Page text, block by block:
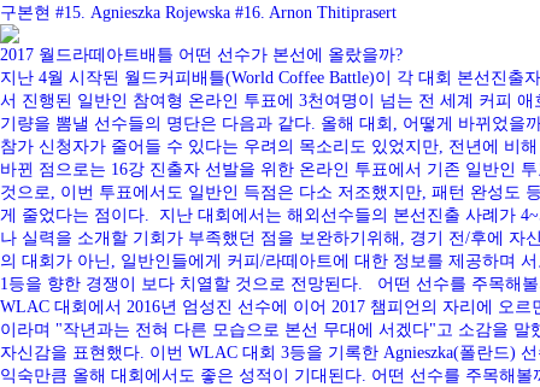
구본현 #15. Agnieszka Rojewska #16. Arnon Thitiprasert
2017 월드라떼아트배틀 어떤 선수가 본선에 올랐을까?
지난 4월 시작된 월드커피배틀(World Coffee Battle)이 각 대회 본선진출
서 진행된 일반인 참여형 온라인 투표에 3천여명이 넘는 전 세계 커피
기량을 뽐낼 선수들의 명단은 다음과 같다. 올해 대회, 어떻게 바뀌었을
참가 신청자가 줄어들 수 있다는 우려의 목소리도 있었지만, 전년에 비
바뀐 점으로는 16강 진출자 선발을 위한 온라인 투표에서 기존 일반인
것으로, 이번 투표에서도 일반인 득점은 다소 저조했지만, 패턴 완성도
게 줄었다는 점이다. 지난 대회에서는 해외선수들의 본선진출 사례가
나 실력을 소개할 기회가 부족했던 점을 보완하기위해, 경기 전/후에
의 대회가 아닌, 일반인들에게 커피/라떼아트에 대한 정보를 제공하며
1등을 향한 경쟁이 보다 치열할 것으로 전망된다. 어떤 선수를 주목해
WLAC 대회에서 2016년 엄성진 선수에 이어 2017 챔피언의 자리에 오
이라며 "작년과는 전혀 다른 모습으로 본선 무대에 서겠다"고 소감을
자신감을 표현했다. 이번 WLAC 대회 3등을 기록한 Agnieszka(폴란드)
익숙만큼 올해 대회에서도 좋은 성적이 기대된다. 어떤 선수를 주목해